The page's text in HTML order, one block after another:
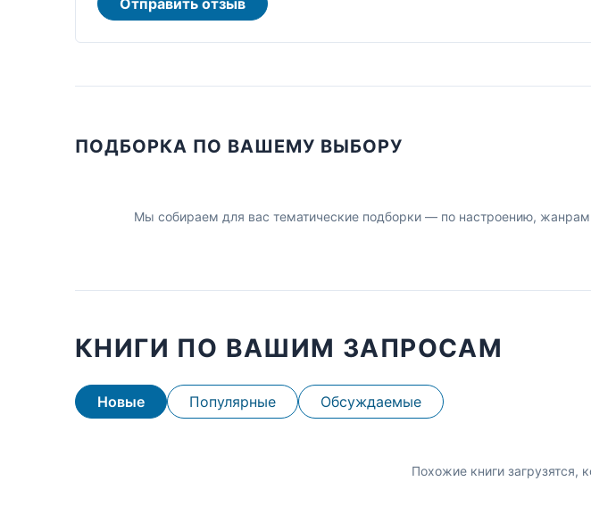
ПОДБОРКА ПО ВАШЕМУ ВЫБОРУ
Мы собираем для вас тематические подборки — по настроению,
КНИГИ ПО ВАШИМ ЗАПРОСАМ
Новые Популярные Обсуждаемые
Похожие книги загрузятся,